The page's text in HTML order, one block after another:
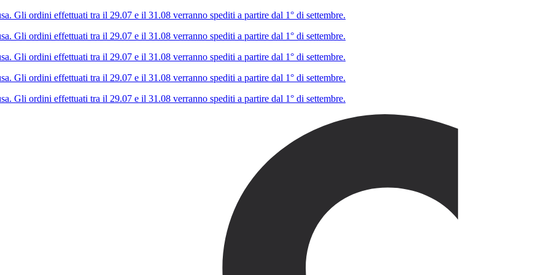
Gli ordini effettuati tra il 29.07 e il 31.08 verranno spediti a partire dal 1° di settembre.
Gli ordini effettuati tra il 29.07 e il 31.08 verranno spediti a partire dal 1° di settembre.
Gli ordini effettuati tra il 29.07 e il 31.08 verranno spediti a partire dal 1° di settembre.
Gli ordini effettuati tra il 29.07 e il 31.08 verranno spediti a partire dal 1° di settembre.
Gli ordini effettuati tra il 29.07 e il 31.08 verranno spediti a partire dal 1° di settembre.